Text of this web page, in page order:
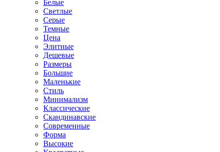
Белые
Светлые
Серые
Темные
Цена
Элитные
Дешевые
Размеры
Большие
Маленькие
Стиль
Минимализм
Классические
Скандинавские
Современные
Форма
Высокие